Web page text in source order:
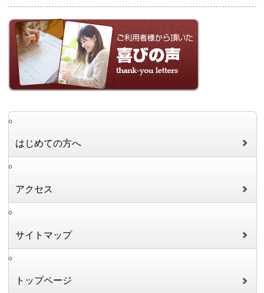
はじめての方へ
アクセス
サイトマップ
トップページ